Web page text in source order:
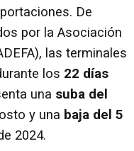
De
por la Asociación
las terminales
los 22 días
una suba del
y una baja del 5
2024.